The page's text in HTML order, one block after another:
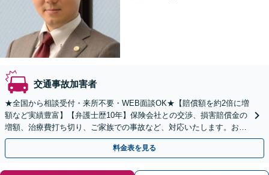
交通事故加害者
★全国から相談受付・来所不要・WEB面談OK★【賠償額を約2倍に増
額など実績豊富】【弁護士歴10年】保険会社との交渉、損害賠償金の
増額、治療費打ち切り、ご家族での事故など、対応いたします。お早
めにご相談ください【初回相談・着手金無料】
料金表を見る